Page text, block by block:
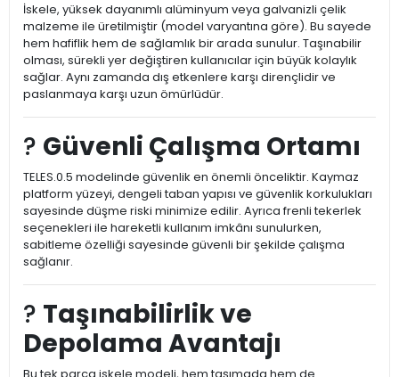
İskele, yüksek dayanımlı alüminyum veya galvanizli çelik
malzeme ile üretilmiştir (model varyantına göre). Bu sayede
hem hafiflik hem de sağlamlık bir arada sunulur. Taşınabilir
olması, sürekli yer değiştiren kullanıcılar için büyük kolaylık
sağlar. Aynı zamanda dış etkenlere karşı dirençlidir ve
paslanmaya karşı uzun ömürlüdür.
? Güvenli Çalışma Ortamı
TELES.0.5 modelinde güvenlik en önemli önceliktir. Kaymaz
platform yüzeyi, dengeli taban yapısı ve güvenlik korkulukları
sayesinde düşme riski minimize edilir. Ayrıca frenli tekerlek
seçenekleri ile hareketli kullanım imkânı sunulurken,
sabitleme özelliği sayesinde güvenli bir şekilde çalışma
sağlanır.
? Taşınabilirlik ve
Depolama Avantajı